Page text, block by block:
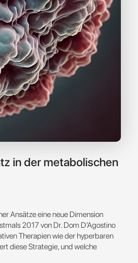
in der metabolischen
Ansätze eine neue Dimension
2017 von Dr. Dom D’Agostino
Therapien wie der hyperbaren
diese Strategie, und welche